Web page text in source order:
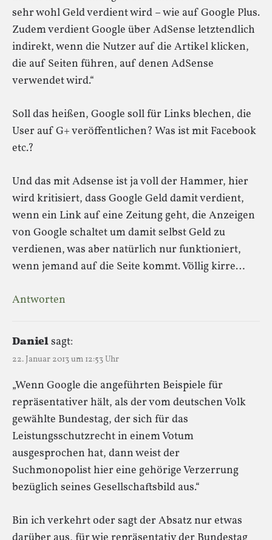
sehr wohl Geld verdient wird – wie auf Google Plus.
Zudem verdient Google über AdSense letztendlich
indirekt, wenn die Nutzer auf die Artikel klicken,
die auf Seiten führen, auf denen AdSense
verwendet wird.“
Soll das heißen, Google soll für Links blechen, die
User auf G+ veröffentlichen? Was ist mit Facebook
etc.?
Und das mit Adsense ist ja voll der Hammer, hier
wird kritisiert, dass Google Geld damit verdient,
wenn ein Link auf eine Zeitung geht, die Anzeigen
von Google schaltet um damit selbst Geld zu
verdienen, was aber natürlich nur funktioniert,
wenn jemand auf die Seite kommt. Völlig kirre…
Antworten
Danielsagt:
22. Januar 2013 um 12:53 Uhr
„Wenn Google die angeführten Beispiele für
repräsentativer hält, als der vom deutschen Volk
gewählte Bundestag, der sich für das
Leistungsschutzrecht in einem Votum
ausgesprochen hat, dann weist der
Suchmonopolist hier eine gehörige Verzerrung
bezüglich seines Gesellschaftsbild aus.“
Bin ich verkehrt oder sagt der Absatz nur etwas